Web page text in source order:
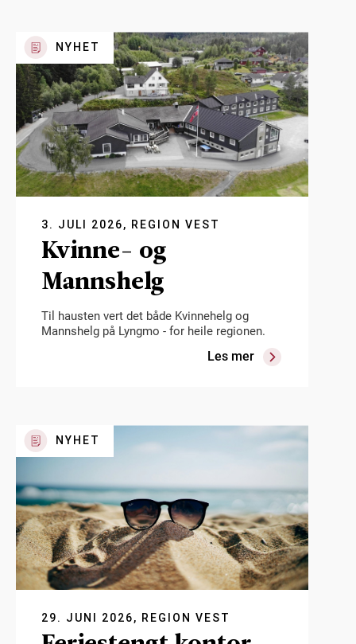
3. JULI 2026, REGION VEST
Kvinne- og
Mannshelg
Til hausten vert det både Kvinnehelg og
Mannshelg på Lyngmo - for heile regionen.
Les mer
NYHET
29. JUNI 2026, REGION VEST
NYHET